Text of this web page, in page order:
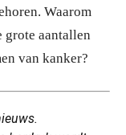
Waarom
aantallen
van kanker?